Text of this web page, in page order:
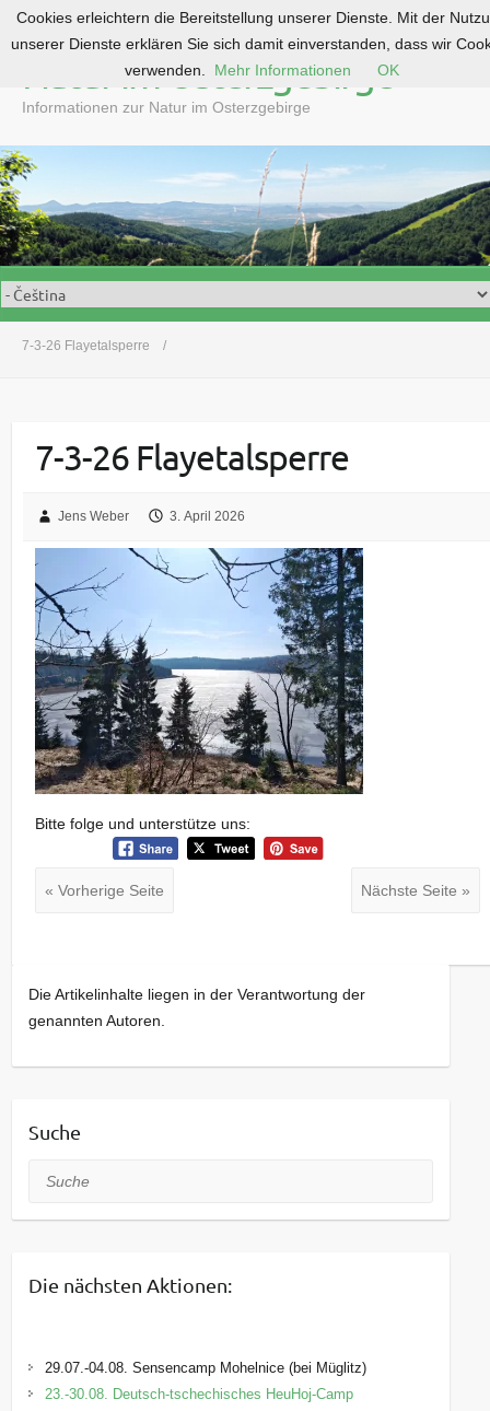
o
c
o
n
t
e
n
Natur im Osterzgebirge
Informationen zur Natur im Osterzgebirge
7-3-26 Flayetalsperre
7-3-26 Flayetalsperre
Jens Weber 3. April 2026
Bitte folge und unterstütze uns:
« Vorherige Seite Nächste Seite »
Die Artikelinhalte liegen in der Verantwortung der
genannten Autoren.
Suche
Suche
Die nächsten Aktionen:
29.07.-04.08. Sensencamp Mohelnice (bei Müglitz)
23.-30.08. Deutsch-tschechisches HeuHoj-Camp
Cookies erleichtern die Bereitstellung unserer Dienste. Mit der
unserer Dienste erklären Sie sich damit einverstanden, dass wir
verwenden.
Mehr Informationen OK